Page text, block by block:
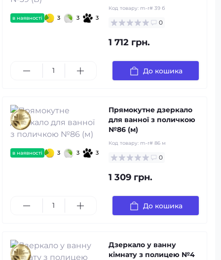
в наявності 3 3 3
Код товару: m-r# 39 б
0
1 712 грн.
До кошика
в наявності 3 3 3
Прямокутне дзеркало
для ванної з поличкою
№86 (м)
Код товару: m-r# 86 м
0
1 309 грн.
До кошика
Дзеркало у ванну
кімнату з полицею №4